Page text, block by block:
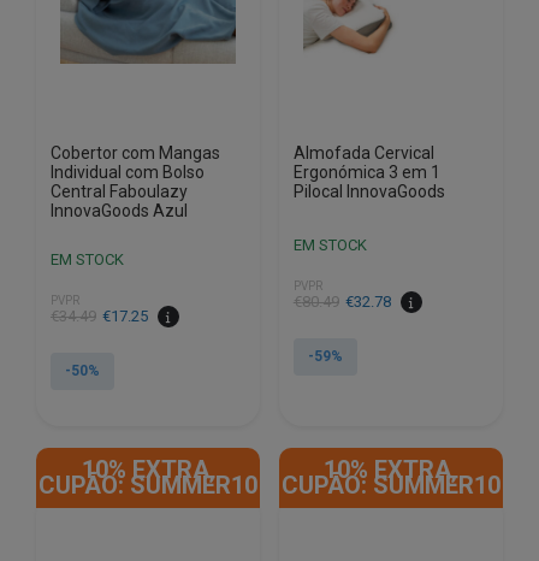
Cobertor com Mangas
Individual com Bolso
Central Faboulazy
InnovaGoods Azul
EM STOCK
PVPR
€34.49
O
original
€17.25
O
atual
-50%
Almofada Cervical
Ergonómica 3 em 1
Pilocal InnovaGoods
EM STOCK
PVPR
€80.49
O
original
€32.78
O
atual
-59%
10% EXTRA,
CUPÃO: SUMMER10
10% EXTRA,
CUPÃO: SUMMER10